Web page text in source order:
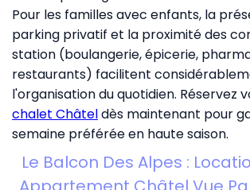
Pour les familles avec enfants, la
parking privatif et la proximité des
station (boulangerie, épicerie,
restaurants) facilitent
l'organisation du quotidien. Réservez
chalet Châteldès maintenant pour
semaine préférée en haute saison.
Le Balcon Des Alpes :